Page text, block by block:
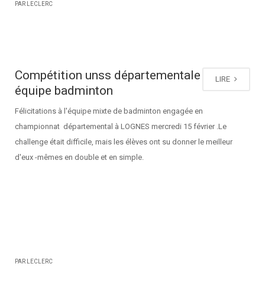
PAR LECLERC
LIRE
Compétition unss départementale
équipe badminton
Félicitations à l'équipe mixte de badminton engagée en
championnat départemental à LOGNES mercredi 15 février .Le
challenge était difficile, mais les élèves ont su donner le meilleur
d'eux -mêmes en double et en simple.
PAR LECLERC